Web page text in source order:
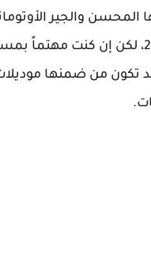
والجير
قابلة للإمالة؛ ستعجبك كيا سبورتاج